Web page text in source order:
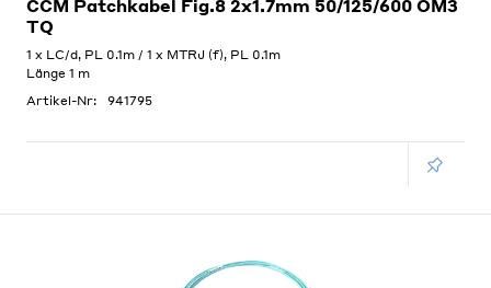
CCM Patchkabel Fig.8 2x1.7mm 50/125/600 OM3
TQ
1 x LC/d, PL 0.1m / 1 x MTRJ (f), PL 0.1m
Länge 1 m
Artikel-Nr:
941795